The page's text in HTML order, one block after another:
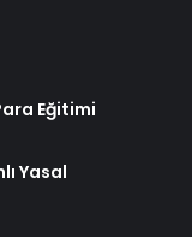
Eğitimi
Yasal